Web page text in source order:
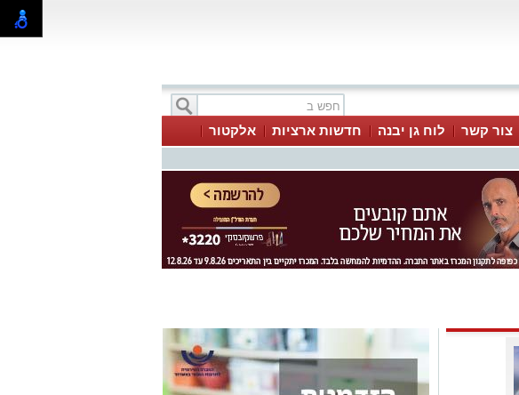
צור קשר לוח גן יבנה חדשות ארציות
אלקטור